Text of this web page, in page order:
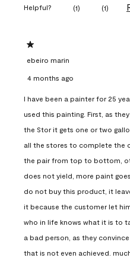
Helpful? (1) (1)
1 out of 5 stars.
ebeiro marin
4 months ago
I have been a painter for 25
used this painting. First, as
the Stor it gets one or two
all the stores to complete the
the pair from top to bottom,
does not yield, more paint
do not buy this product, it
it because the customer let
who in life knows what it is to
a bad person, as they
that is not even achieved.